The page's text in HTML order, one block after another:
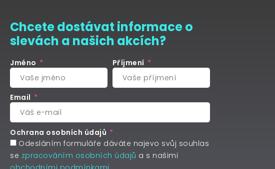
Chcete dostávat informace o
slevách a našich akcích?
Jméno Příjmení
Email
Ochrana osobních údajů
Odesláním formuláře dáváte najevo svůj souhlas
se zpracováním osobních údajů a s našimi